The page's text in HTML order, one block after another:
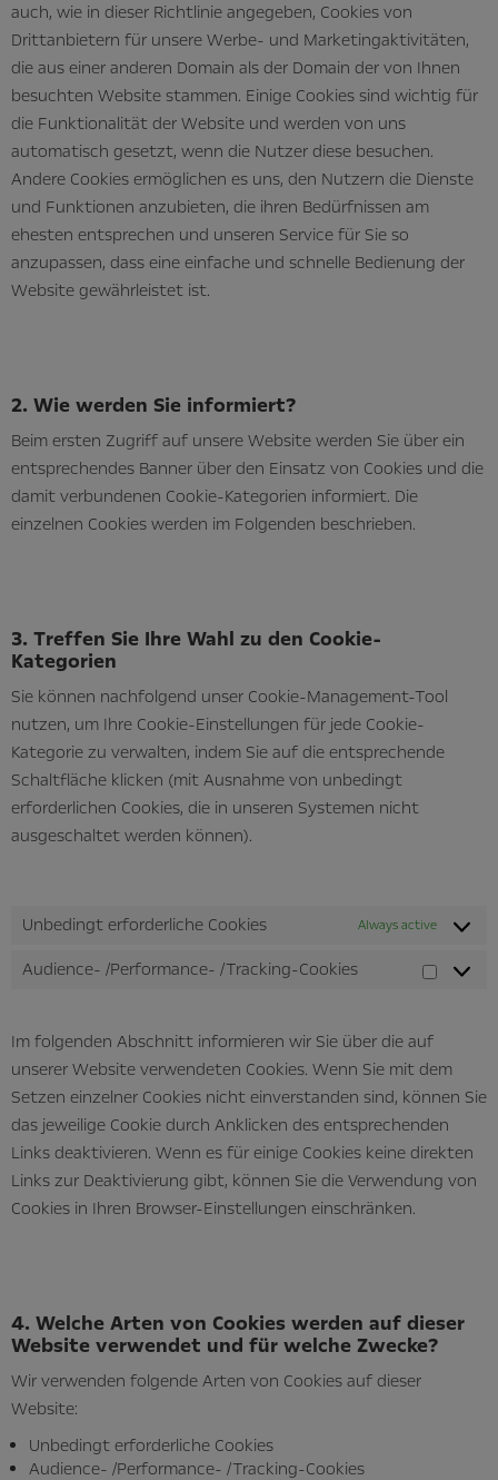
auch, wie in dieser Richtlinie angegeben, Cookies von
Drittanbietern für unsere Werbe- und Marketingaktivitäten,
die aus einer anderen Domain als der Domain der von Ihnen
besuchten Website stammen. Einige Cookies sind wichtig für
die Funktionalität der Website und werden von uns
automatisch gesetzt, wenn die Nutzer diese besuchen.
Andere Cookies ermöglichen es uns, den Nutzern die Dienste
und Funktionen anzubieten, die ihren Bedürfnissen am
ehesten entsprechen und unseren Service für Sie so
anzupassen, dass eine einfache und schnelle Bedienung der
Website gewährleistet ist.
2. Wie werden Sie informiert?
Beim ersten Zugriff auf unsere Website werden Sie über ein
entsprechendes Banner über den Einsatz von Cookies und die
damit verbundenen Cookie-Kategorien informiert. Die
einzelnen Cookies werden im Folgenden beschrieben.
3. Treffen Sie Ihre Wahl zu den Cookie-
Kategorien
Sie können nachfolgend unser Cookie-Management-Tool
nutzen, um Ihre Cookie-Einstellungen für jede Cookie-
Kategorie zu verwalten, indem Sie auf die entsprechende
Schaltfläche klicken (mit Ausnahme von unbedingt
erforderlichen Cookies, die in unseren Systemen nicht
ausgeschaltet werden können).
Unbedingt erforderliche Cookies Always active
Audience- /Performance- /Tracking-Cookies
Im folgenden Abschnitt informieren wir Sie über die auf
unserer Website verwendeten Cookies. Wenn Sie mit dem
Setzen einzelner Cookies nicht einverstanden sind, können Sie
das jeweilige Cookie durch Anklicken des entsprechenden
Links deaktivieren. Wenn es für einige Cookies keine direkten
Links zur Deaktivierung gibt, können Sie die Verwendung von
Cookies in Ihren Browser-Einstellungen einschränken.
4. Welche Arten von Cookies werden auf dieser
Website verwendet und für welche Zwecke?
Wir verwenden folgende Arten von Cookies auf dieser
Website:
Unbedingt erforderliche Cookies
Audience- /Performance- /Tracking-Cookies